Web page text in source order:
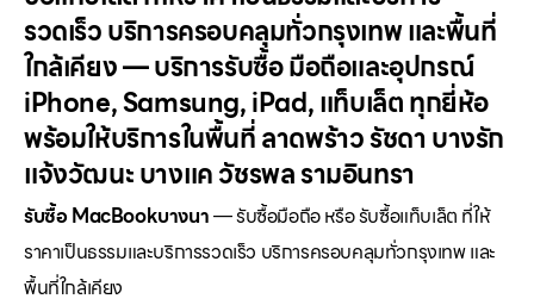
รวดเร็ว บริการครอบคลุมทั่วกรุงเทพ และพื้นที่
ใกล้เคียง — บริการรับซื้อ มือถือและอุปกรณ์
iPhone, Samsung, iPad, แท็บเล็ต ทุกยี่ห้อ
พร้อมให้บริการในพื้นที่ ลาดพร้าว รัชดา บางรัก
แจ้งวัฒนะ บางแค วัชรพล รามอินทรา
รับซื้อ MacBookบางนา— รับซื้อมือถือ หรือ รับซื้อแท็บเล็ต ที่ให้
ราคาเป็นธรรมและบริการรวดเร็ว บริการครอบคลุมทั่วกรุงเทพ และ
พื้นที่ใกล้เคียง